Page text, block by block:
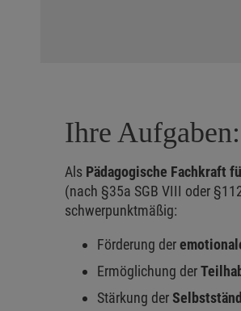
Ihre Aufgaben:
Als Pädagogische Fachkraft
(nach §35a SGB VIII oder
schwerpunktmäßig:
Förderung der
Ermöglichung der
Stärkung der